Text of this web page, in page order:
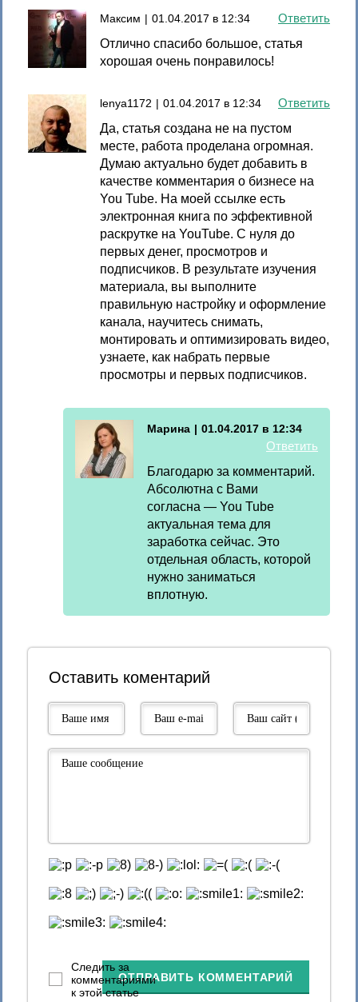
Максим | 01.04.2017 в 12:34
Ответить
Отлично спасибо большое, статья
хорошая очень понравилось!
lenya1172 | 01.04.2017 в 12:34
Ответить
Да, статья создана не на пустом
месте, работа проделана огромная.
Думаю актуально будет добавить в
качестве комментария о бизнесе на
You Tube. На моей ссылке есть
электронная книга по эффективной
раскрутке на YouTube. C нуля до
первых денег, просмотров и
подписчиков. В результате изучения
материала, вы выполните
правильную настройку и оформление
канала, научитесь снимать,
монтировать и оптимизировать видео,
узнаете, как набрать первые
просмотры и первых подписчиков.
Марина | 01.04.2017 в 12:34
Ответить
Благодарю за комментарий.
Абсолютна с Вами
согласна — You Tube
актуальная тема для
заработка сейчас. Это
отдельная область, которой
нужно заниматься
вплотную.
Оставить коментарий
Следить за
комментариями
к этой статье
ОТПРАВИТЬ КОММЕНТАРИЙ